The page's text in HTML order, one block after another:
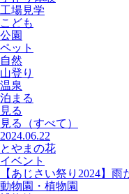
工場見学
こども
公園
ペット
自然
山登り
温泉
泊まる
見る
見る
（すべて）
2024.06.22
とやまの花
イベント
【あじさい祭り2024】
動物園・植物園